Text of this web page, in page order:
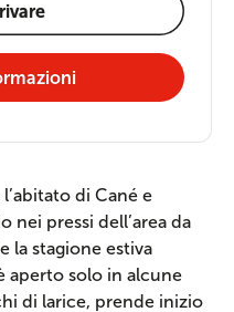
di Cané e
nei pressi dell’area da
la stagione estiva
aperto solo in alcune
di larice, prende inizio